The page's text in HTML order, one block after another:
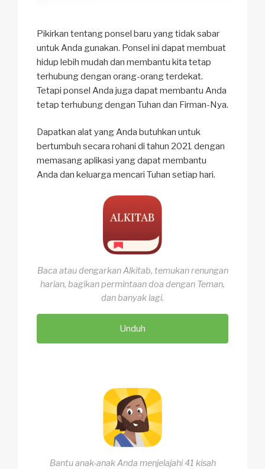
Pikirkan tentang ponsel baru yang tidak sabar
untuk Anda gunakan. Ponsel ini dapat membuat
hidup lebih mudah dan membantu kita tetap
terhubung dengan orang-orang terdekat.
Tetapi ponsel Anda juga dapat membantu Anda
tetap terhubung dengan Tuhan dan Firman-Nya.
Dapatkan alat yang Anda butuhkan untuk
bertumbuh secara rohani di tahun 2021 dengan
memasang aplikasi yang dapat membantu
Anda dan keluarga mencari Tuhan setiap hari.
Baca atau dengarkan Alkitab, temukan renungan
harian, bagikan permintaan doa dengan Teman,
dan banyak lagi.
Unduh
Bantu anak-anak Anda menjelajahi 41 kisah